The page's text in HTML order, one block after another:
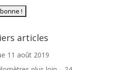
articles
11 août 2019